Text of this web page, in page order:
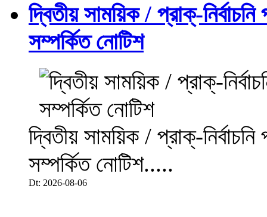
দ্বিতীয় সাময়িক / প্রাক্-
সম্পর্কিত নোটিশ
দ্বিতীয় সাময়িক / প্রাক্-
সম্পর্কিত নোটিশ.....
Dt: 2026-08-06